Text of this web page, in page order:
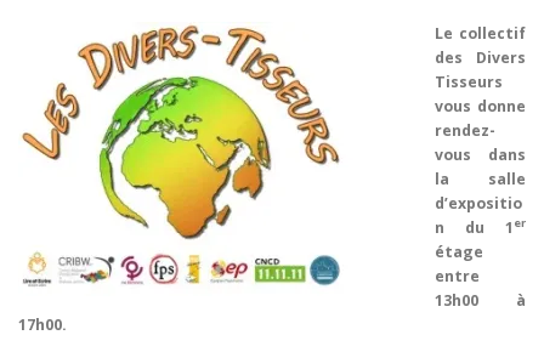
Le collectif
des Divers
Tisseurs
vous donne
rendez-
vous dans
la salle
d’expositio
n du 1 er
étage
entre
13h00 à
17h00.